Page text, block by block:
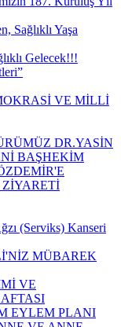
Sağlıklı Yaşa
Gelecek!!!
VE MİLLİ
DR.YASİN
BAŞHEKİM
(Serviks) Kanseri
MÜBAREK
VE
EYLEM PLANI